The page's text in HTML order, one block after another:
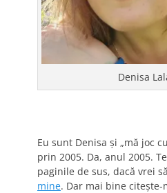
Denisa
Eu sunt Denisa și „mă joc
prin 2005. Da, anul 2005.
paginile de sus, dacă vrei
mine. Dar mai bine